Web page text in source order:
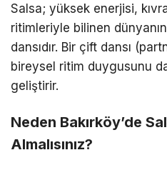
Salsa; yüksek enerjisi,
ritimleriyle bilinen
dansıdır. Bir çift dansı
bireysel ritim duygusunu
geliştirir.
Neden Bakırköy’de
Almalısınız?